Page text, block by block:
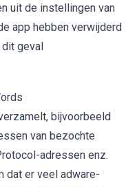
uit de instellingen van
app hebben verwijderd
geval
bijvoorbeeld
van bezochte
adressen enz.
dat er veel adware-